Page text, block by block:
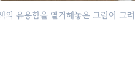
유용함을 열거해놓은 그림이 그